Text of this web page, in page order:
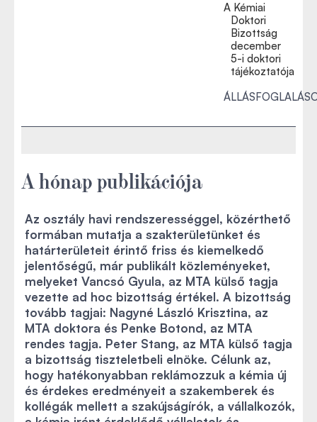
A Kémiai
Doktori
Bizottság
december
5-i doktori
tájékoztatója
A hónap publikációja
Az osztály havi rendszerességgel, közérthető
formában mutatja a szakterületünket és
határterületeit érintő friss és kiemelkedő
jelentőségű, már publikált közleményeket,
melyeket Vancsó Gyula, az MTA külső tagja
vezette ad hoc bizottság értékel. A bizottság
tovább tagjai: Nagyné László Krisztina, az
MTA doktora és Penke Botond, az MTA
rendes tagja. Peter Stang, az MTA külső tagja
a bizottság tiszteletbeli elnöke. Célunk az,
hogy hatékonyabban reklámozzuk a kémia új
és érdekes eredményeit a szakemberek és
kollégák mellett a szakújságírók, a vállalkozók,